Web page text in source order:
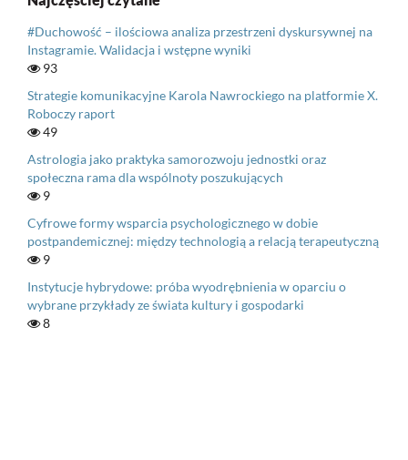
#Duchowość – ilościowa analiza przestrzeni dyskursywnej na
Instagramie. Walidacja i wstępne wyniki
93
Strategie komunikacyjne Karola Nawrockiego na platformie X.
Roboczy raport
49
Astrologia jako praktyka samorozwoju jednostki oraz
społeczna rama dla wspólnoty poszukujących
9
Cyfrowe formy wsparcia psychologicznego w dobie
postpandemicznej: między technologią a relacją terapeutyczną
9
Instytucje hybrydowe: próba wyodrębnienia w oparciu o
wybrane przykłady ze świata kultury i gospodarki
8